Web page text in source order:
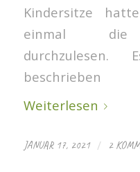
Kindersitze
einmal die
beschrieben
Weiterlesen
JANUAR 17, 2021 / 2